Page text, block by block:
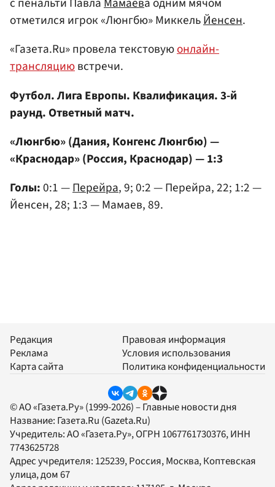
отметился игрок «Люнгбю» МиккельЙенсен.
«Газета.Ru» провела текстовуюонлайн-
трансляциювстречи.
Футбол. Лига Европы. Квалификация. 3-й
раунд. Ответный матч.
«Люнгбю» (Дания, Конгенс Люнгбю) —
«Краснодар» (Россия, Краснодар) — 1:3
Голы:0:1 —Перейра, 9; 0:2 — Перейра, 22; 1:2 —
Йенсен, 28; 1:3 — Мамаев, 89.
Редакция
Реклама
Карта сайта
Правовая информация
Условия использования
Политика конфиденциальности
© АО «Газета.Ру» (1999-2026) – Главные новости дня
Название: Газета.Ru (Gazeta.Ru)
Учредитель:АО «Газета.Ру», ОГРН 1067761730376, ИНН
7743625728
Адрес учредителя: 125239, Россия, Москва, Коптевская
улица, дом 67